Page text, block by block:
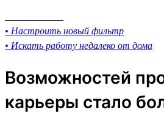
• Настроить новый фильтр
• Искать работу недалеко от дома
Возможностей
карьеры стало